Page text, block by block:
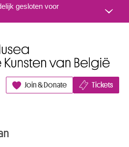
Naar inhoud
gesloten voor
Join & Donate Tickets